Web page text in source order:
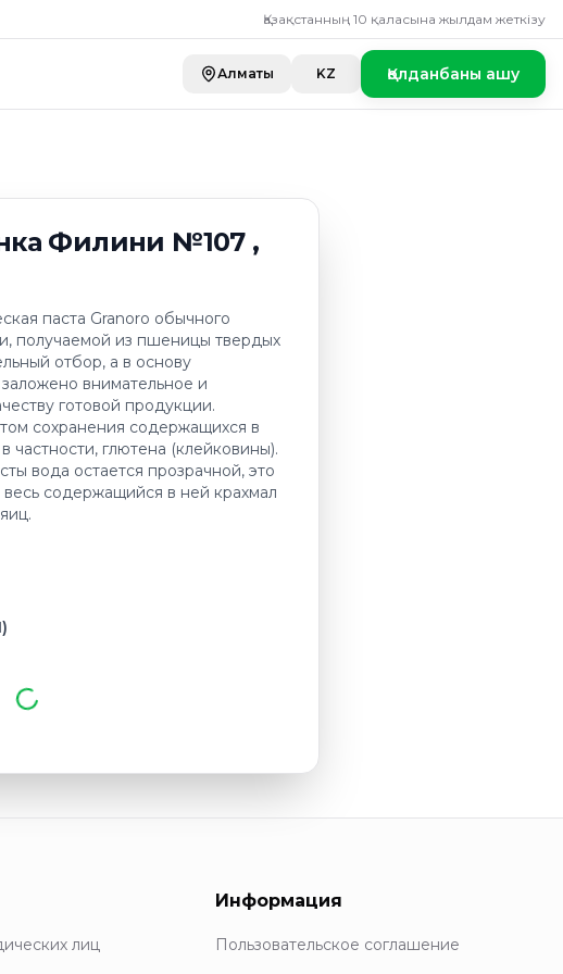
Қазақстанның 10 қаласына жылдам жеткізу
Алматы KZ Қолданбаны ашу
Филини №107 ,
паста Granoro обычного
получаемой из пшеницы твердых
отбор, а в основу
внимательное и
готовой продукции.
сохранения содержащихся в
частности, глютена (клейковины).
вода остается прозрачной, это
весь содержащийся в ней крахмал
)
№107 , 500гр
лиц
Информация
Пользовательское соглашение